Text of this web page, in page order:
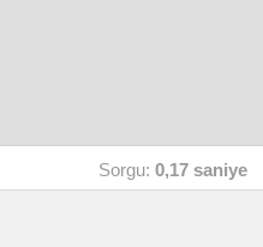
Sorgu: 0,17 saniye